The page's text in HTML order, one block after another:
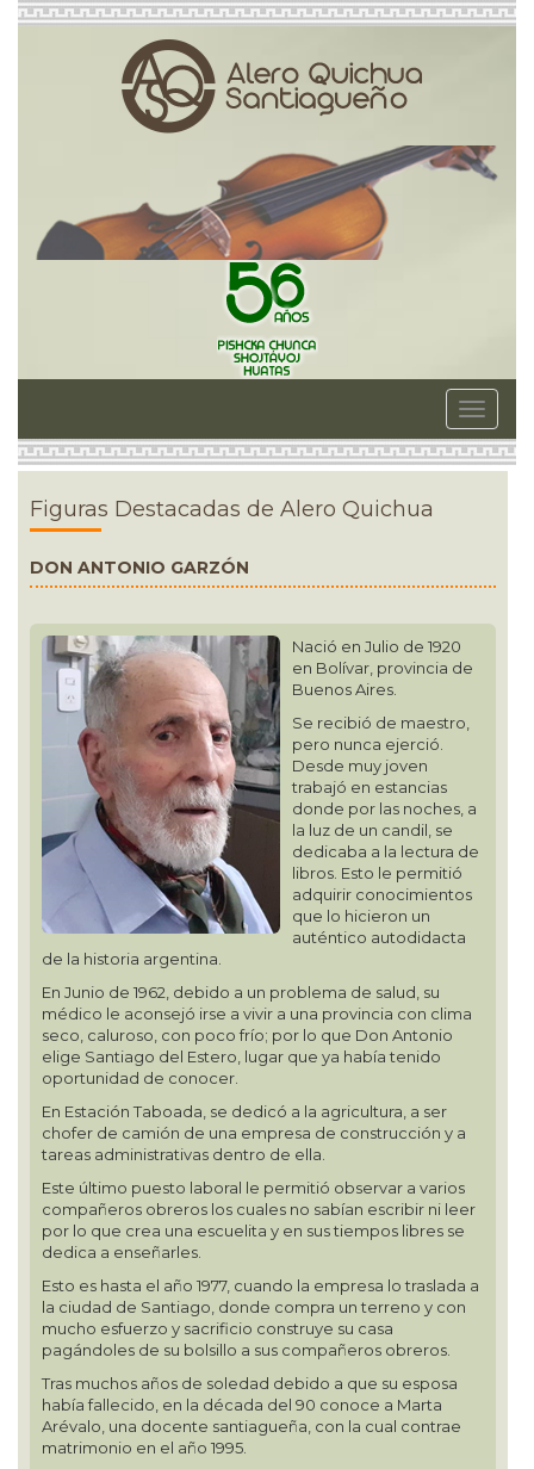
Toggle
Figuras Destacadas de Alero Quichua
DON ANTONIO GARZÓN
Nació en Julio de 1920
en Bolívar, provincia de
Buenos Aires.
Se recibió de maestro,
pero nunca ejerció.
Desde muy joven
trabajó en estancias
donde por las noches, a
la luz de un candil, se
dedicaba a la lectura de
libros. Esto le permitió
adquirir conocimientos
que lo hicieron un
auténtico autodidacta
de la historia argentina.
En Junio de 1962, debido a un problema de salud, su
médico le aconsejó irse a vivir a una provincia con clima
seco, caluroso, con poco frío; por lo que Don Antonio
elige Santiago del Estero, lugar que ya había tenido
oportunidad de conocer.
En Estación Taboada, se dedicó a la agricultura, a ser
chofer de camión de una empresa de construcción y a
tareas administrativas dentro de ella.
Este último puesto laboral le permitió observar a varios
compañeros obreros los cuales no sabían escribir ni leer
por lo que crea una escuelita y en sus tiempos libres se
dedica a enseñarles.
Esto es hasta el año 1977, cuando la empresa lo traslada a
la ciudad de Santiago, donde compra un terreno y con
mucho esfuerzo y sacrificio construye su casa
pagándoles de su bolsillo a sus compañeros obreros.
Tras muchos años de soledad debido a que su esposa
había fallecido, en la década del 90 conoce a Marta
Arévalo, una docente santiagueña, con la cual contrae
matrimonio en el año 1995.